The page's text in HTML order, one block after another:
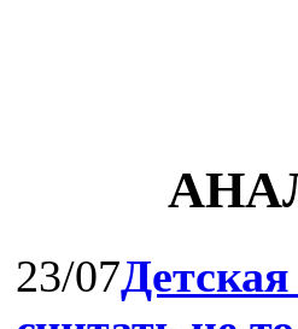
23/07